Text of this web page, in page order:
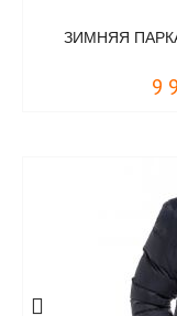
ЗИМНЯЯ
9